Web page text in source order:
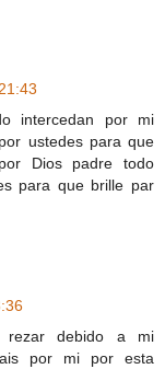
intercedan por mi
ustedes para que
Dios padre todo
para que brille par
rezar debido a mi
por mi por esta